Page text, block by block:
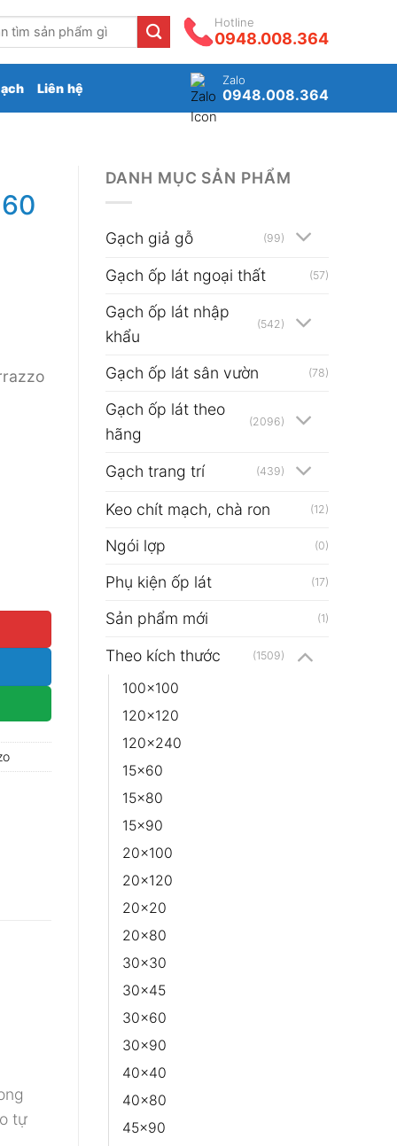
Hotline
0948.008.364
Liên hệ
Zalo
0948.008.364
DANH MỤC SẢN PHẨM
Gạch giả gỗ (99)
Gạch ốp lát ngoại thất (57)
Gạch ốp lát nhập
khẩu
(542)
Gạch ốp lát sân vườn (78)
Gạch ốp lát theo
hãng
(2096)
Gạch trang trí (439)
Keo chít mạch, chà ron (12)
Ngói lợp (0)
Phụ kiện ốp lát (17)
Sản phẩm mới (1)
Theo kích thước (1509)
100x100
120x120
120x240
15x60
15x80
15x90
20x100
20x120
20x20
20x80
30x30
30x45
30x60
30x90
40x40
40x80
45x90
lượng
tự